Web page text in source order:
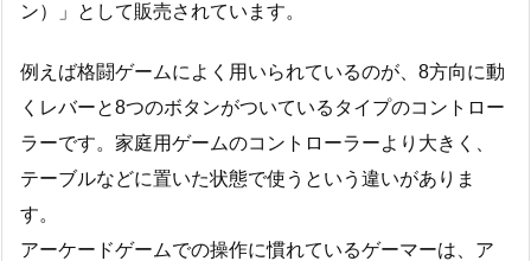
ン）」として販売されています。
例えば格闘ゲームによく用いられているのが、8方向に動
くレバーと8つのボタンがついているタイプのコントロー
ラーです。家庭用ゲームのコントローラーより大きく、
テーブルなどに置いた状態で使うという違いがありま
す。
アーケードゲームでの操作に慣れているゲーマーは、ア